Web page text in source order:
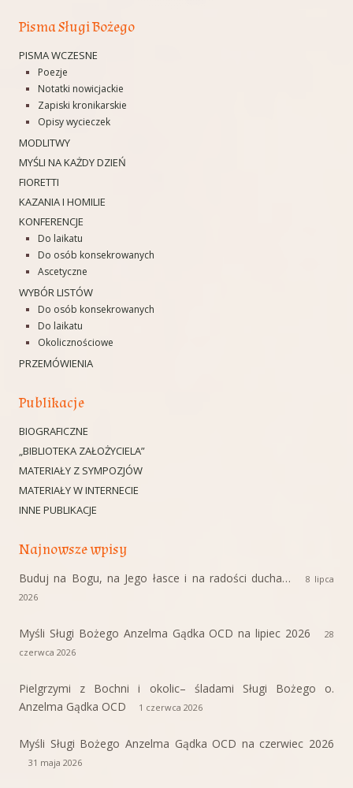
Pisma Sługi Bożego
PISMA WCZESNE
Poezje
Notatki nowicjackie
Zapiski kronikarskie
Opisy wycieczek
MODLITWY
MYŚLI NA KAŻDY DZIEŃ
FIORETTI
KAZANIA I HOMILIE
KONFERENCJE
Do laikatu
Do osób konsekrowanych
Ascetyczne
WYBÓR LISTÓW
Do osób konsekrowanych
Do laikatu
Okolicznościowe
PRZEMÓWIENIA
Publikacje
BIOGRAFICZNE
„BIBLIOTEKA ZAŁOŻYCIELA”
MATERIAŁY Z SYMPOZJÓW
MATERIAŁY W INTERNECIE
INNE PUBLIKACJE
Najnowsze wpisy
Buduj na Bogu, na Jego łasce i na radości ducha…
8 lipca
2026
Myśli Sługi Bożego Anzelma Gądka OCD na lipiec 2026
28
czerwca 2026
Pielgrzymi z Bochni i okolic– śladami Sługi Bożego o.
Anzelma Gądka OCD
1 czerwca 2026
Myśli Sługi Bożego Anzelma Gądka OCD na czerwiec 2026
31 maja 2026